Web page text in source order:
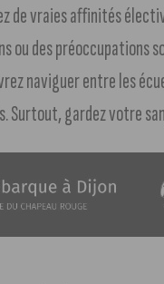
de vraies affinités
ou des préoccupations
naviguer entre les
Surtout, gardez votre